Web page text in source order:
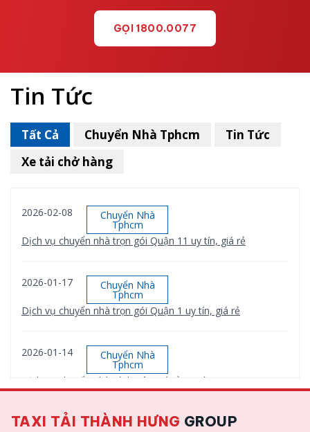
GỌI 1800.0077
Tin Tức
Tất Cả
2026-02-08 Chuyển Nhà
Tphcm
Dịch vụ chuyển nhà trọn gói Quận 11 uy tín, giá rẻ
2026-01-17 Chuyển Nhà
Tphcm
Dịch vụ chuyển nhà trọn gói Quận 1 uy tín, giá rẻ
2026-01-14 Chuyển Nhà
Tphcm
Dịch vụ chuyển nhà Bình Tân giá rẻ, uy tín
2026-01-12 Chuyển Nhà
Chuyển Nhà Tphcm
Tin Tức
Xe tải chở hàng
TAXI TẢI THÀNH HƯNG GROUP